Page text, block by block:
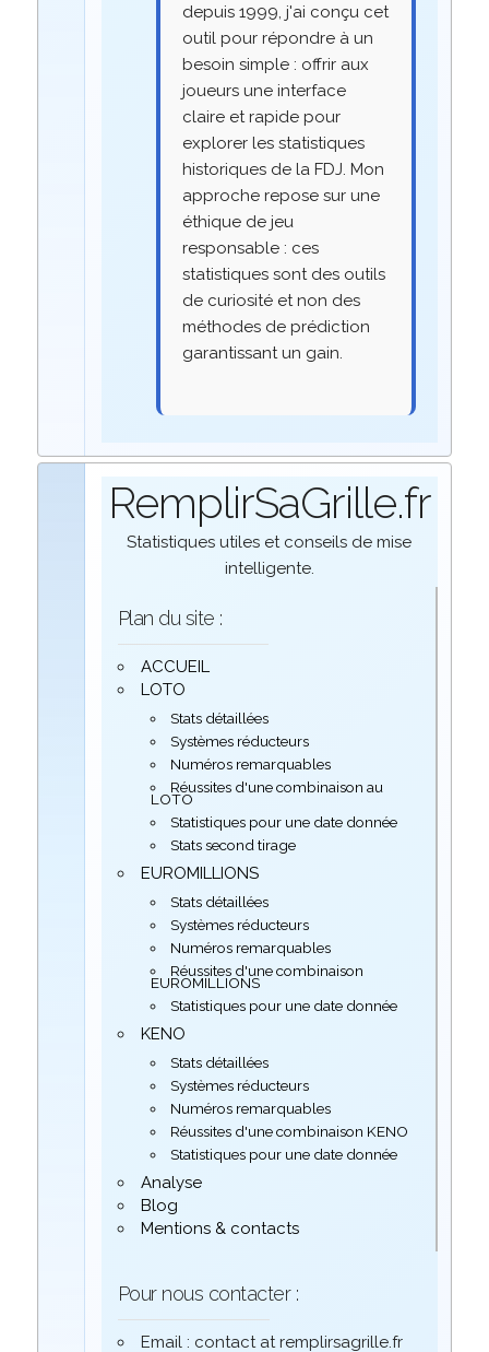
depuis 1999, j'ai conçu cet
outil pour répondre à un
besoin simple : offrir aux
joueurs une interface
claire et rapide pour
explorer les statistiques
historiques de la FDJ. Mon
approche repose sur une
éthique de jeu
responsable : ces
statistiques sont des outils
de curiosité et non des
méthodes de prédiction
garantissant un gain.
RemplirSaGrille.fr
Statistiques utiles et conseils de mise
intelligente.
Plan du site :
ACCUEIL
LOTO
Stats détaillées
Systèmes réducteurs
Numéros remarquables
Réussites d'une combinaison au
LOTO
Statistiques pour une date donnée
Stats second tirage
EUROMILLIONS
Stats détaillées
Systèmes réducteurs
Numéros remarquables
Réussites d'une combinaison
EUROMILLIONS
Statistiques pour une date donnée
KENO
Stats détaillées
Systèmes réducteurs
Numéros remarquables
Réussites d'une combinaison KENO
Statistiques pour une date donnée
Analyse
Blog
Mentions & contacts
Pour nous contacter :
Email : contact at remplirsagrille.fr